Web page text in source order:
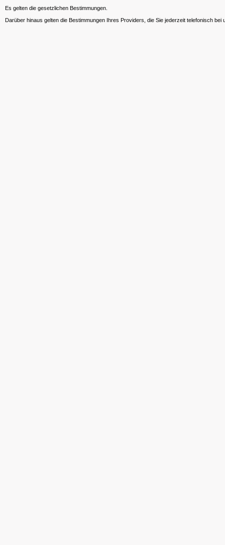
Es gelten die gesetzlichen Bestimmungen.
Darüber hinaus gelten die Bestimmungen Ihres Providers, die Sie jederzeit telefonisch bei